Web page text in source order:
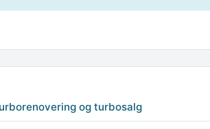
og turbosalg